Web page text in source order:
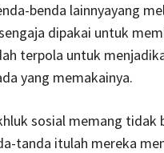
benda lainnyayang
dipakai untuk
terpola untuk
yang memakainya.
sosial memang tidak
tanda itulah mereka